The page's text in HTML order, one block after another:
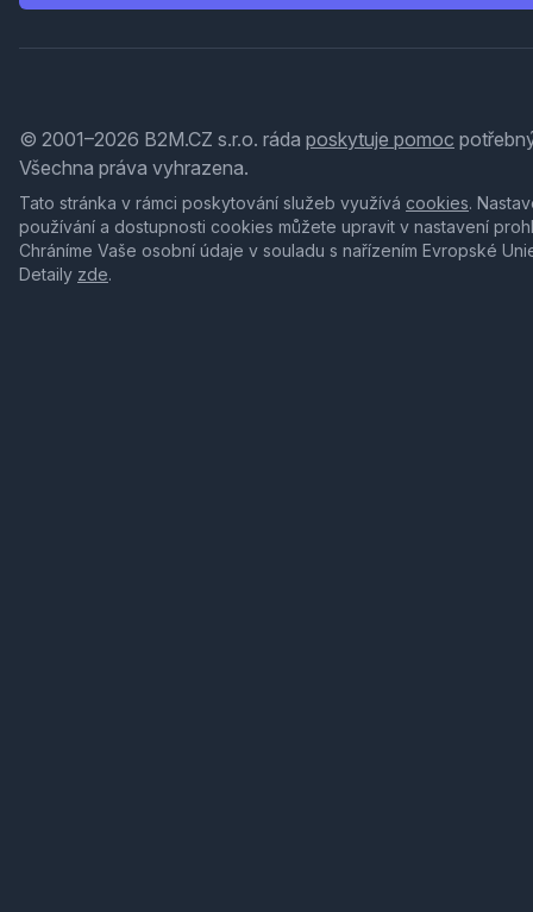
© 2001–2026 B2M.CZ s.r.o. ráda poskytuje pomoc
Všechna práva vyhrazena.
Tato stránka v rámci poskytování služeb využívá cookies.
používání a dostupnosti cookies můžete upravit v nastavení
Chráníme Vaše osobní údaje v souladu s nařízením Evropské
Detaily zde.